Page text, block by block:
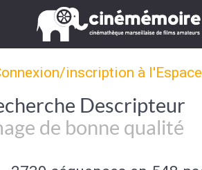
inscription à
Descripteur
de bonne qualité